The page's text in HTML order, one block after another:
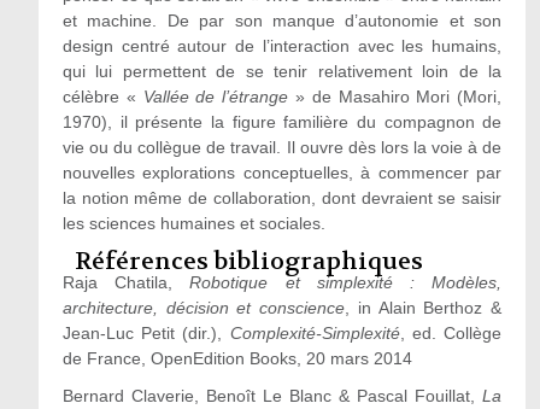
et machine. De par son manque d’autonomie et son
design centré autour de l’interaction avec les humains,
qui lui permettent de se tenir relativement loin de la
célèbre « Vallée de l’étrange » de Masahiro Mori (Mori,
1970), il présente la figure familière du compagnon de
vie ou du collègue de travail. Il ouvre dès lors la voie à de
nouvelles explorations conceptuelles, à commencer par
la notion même de collaboration, dont devraient se saisir
les sciences humaines et sociales.
Références bibliographiques
Raja Chatila,Robotique et simplexité : Modèles,
architecture, décision et conscience , in Alain Berthoz &
Jean-Luc Petit (dir.), Complexité-Simplexité, ed. Collège
de France, OpenEdition Books, 20 mars 2014
Bernard Claverie, Benoît Le Blanc & Pascal Fouillat,La